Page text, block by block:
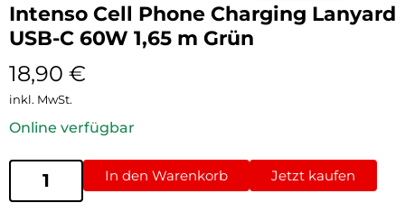
Intenso Cell Phone Charging Lanyard
USB-C 60W 1,65 m Grün
18,90 €
inkl. MwSt.
Online verfügbar
In den Warenkorb Jetzt kaufen